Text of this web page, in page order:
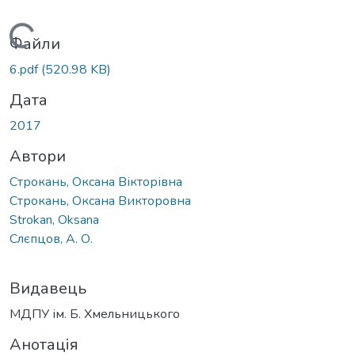
Вантажиться...
Файли
6.pdf(520.98 KB)
Дата
2017
Автори
Строкань, Оксана Вікторівна
Строкань, Оксана Викторовна
Strokan, Oksana
Слєпцов, А. О.
Видавець
МДПУ ім. Б. Хмельницького
Анотація